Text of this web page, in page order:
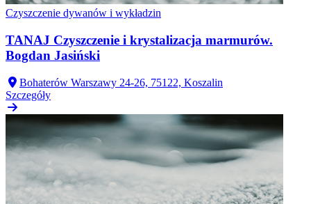
Czyszczenie dywanów i wykładzin
TANAJ Czyszczenie i krystalizacja marmurów.
Bogdan Jasiński
Bohaterów Warszawy 24-26, 75122, Koszalin
Szczegóły